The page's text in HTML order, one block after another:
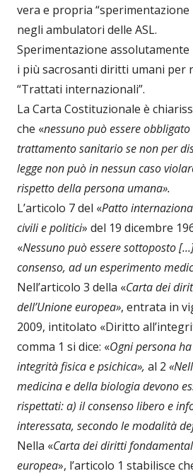
vera e propria “sperimentazione
negli ambulatori delle ASL.
Sperimentazione assolutamente
i più sacrosanti diritti umani per
“Trattati internazionali”.
La Carta Costituzionale è
che «nessuno può essere
trattamento sanitario se non per
legge non può in nessun caso
rispetto della persona umana».
L’articolo 7 del «Patto
civili e politici» del 19 dicembre
«Nessuno può essere sottoposto
consenso, ad un esperimento
Nell’articolo 3 della «Carta dei
dell’Unione europea», entrata in
2009, intitolato «Diritto
comma 1 si dice: «Ogni persona
integrità fisica e psichica», al 2
medicina e della biologia devono
rispettati: a) il consenso libero e
interessata, secondo le modalità
Nella «Carta dei diritti
europea», l’articolo 1 stabilisce